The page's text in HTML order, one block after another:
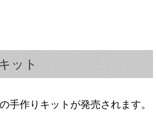
ット
手作りキットが発売されます。